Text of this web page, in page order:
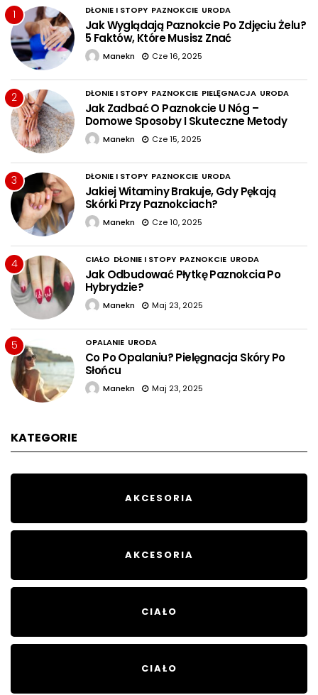
1 DŁONIE I STOPY PAZNOKCIE URODA
Jak Wyglądają Paznokcie Po Zdjęciu Żelu?
5 Faktów, Które Musisz Znać
Manekn Cze 16, 2025
2 DŁONIE I STOPY PAZNOKCIE PIELĘGNACJA URODA
Jak Zadbać O Paznokcie U Nóg –
Domowe Sposoby I Skuteczne Metody
Manekn Cze 15, 2025
3 DŁONIE I STOPY PAZNOKCIE URODA
Jakiej Witaminy Brakuje, Gdy Pękają
Skórki Przy Paznokciach?
Manekn Cze 10, 2025
4 CIAŁO DŁONIE I STOPY PAZNOKCIE URODA
Jak Odbudować Płytkę Paznokcia Po
Hybrydzie?
Manekn Maj 23, 2025
5 OPALANIE URODA
Co Po Opalaniu? Pielęgnacja Skóry Po
Słońcu
Manekn Maj 23, 2025
KATEGORIE
AKCESORIA
AKCESORIA
CIAŁO
CIAŁO